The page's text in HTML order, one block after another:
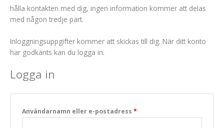
hålla kontakten med dig, ingen information kommer att delas
med någon tredje part.
Inloggningsuppgifter kommer att skickas till dig. När ditt konto
har godkänts kan du logga in.
Logga in
Användarnamn eller e-postadress *